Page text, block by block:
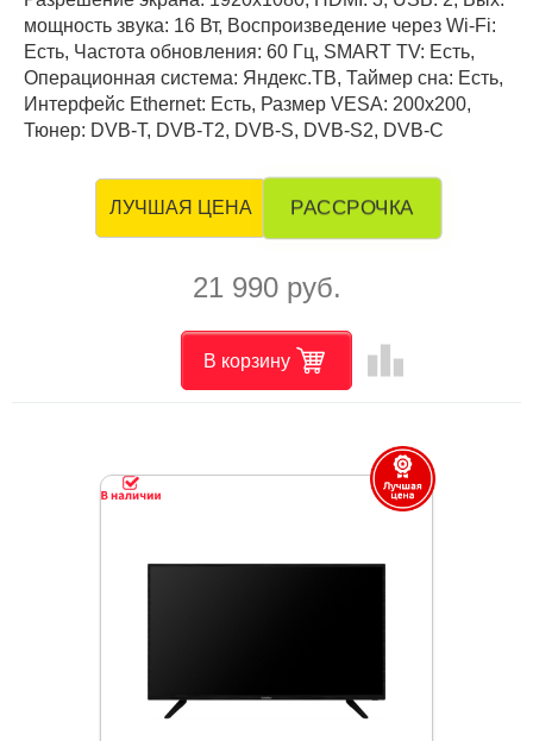
мощность звука: 16 Вт, Воспроизведение через Wi-Fi:
Есть, Частота обновления: 60 Гц, SMART TV: Есть,
Операционная система: Яндекс.ТВ, Таймер сна: Есть,
Интерфейс Ethernet: Есть, Размер VESA: 200x200,
Тюнер: DVB-T, DVB-T2, DVB-S, DVB-S2, DVB-C
ЛУЧШАЯ ЦЕНА РАССРОЧКА
21 990 руб.
В корзину leaderboard